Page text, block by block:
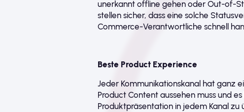
unerkannt offline gehen oder Out-of-
stellen sicher, dass eine solche
Commerce-Verantwortliche schnell
Beste Product Experience
Jeder Kommunikationskanal hat ganz
Product Content aussehen muss und
Produktpräsentation in jedem Kanal